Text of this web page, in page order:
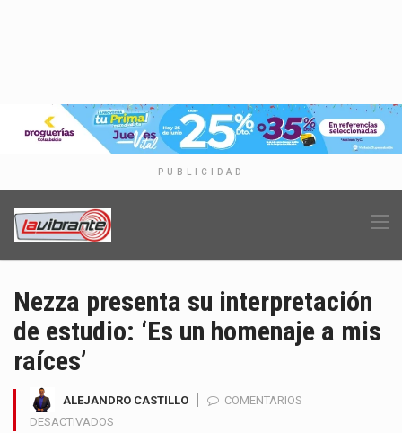
PUBLICIDAD
Nezza presenta su interpretación
de estudio: ‘Es un homenaje a mis
raíces’
ALEJANDRO CASTILLO
COMENTARIOS
DESACTIVADOS